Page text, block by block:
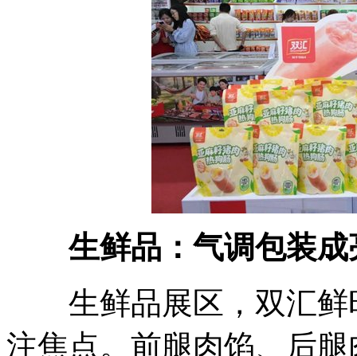
生鲜品：气调包装成
生鲜品展区，双汇鲜
注焦点。前腿肉馅、后